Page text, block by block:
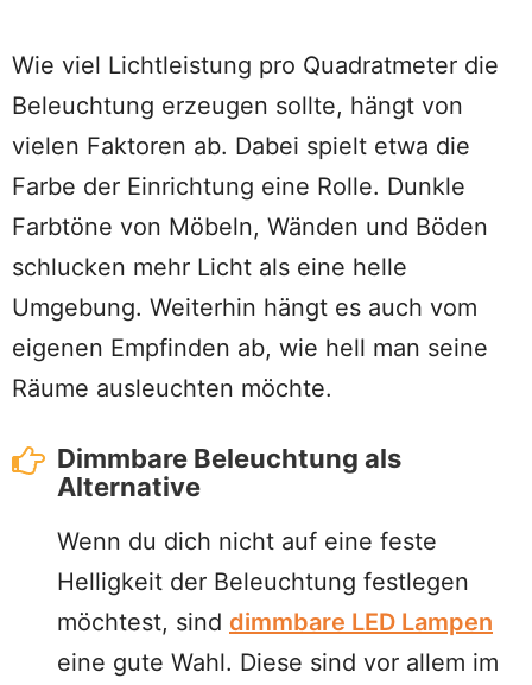
Wie viel Lichtleistung pro Quadratmeter die
Beleuchtung erzeugen sollte, hängt von
vielen Faktoren ab. Dabei spielt etwa die
Farbe der Einrichtung eine Rolle. Dunkle
Farbtöne von Möbeln, Wänden und Böden
schlucken mehr Licht als eine helle
Umgebung. Weiterhin hängt es auch vom
eigenen Empfinden ab, wie hell man seine
Räume ausleuchten möchte.
Dimmbare Beleuchtung als
Alternative
Wenn du dich nicht auf eine feste
Helligkeit der Beleuchtung festlegen
möchtest, sind dimmbare LED Lampen
eine gute Wahl. Diese sind vor allem im